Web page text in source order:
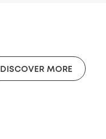
DISCOVER MORE